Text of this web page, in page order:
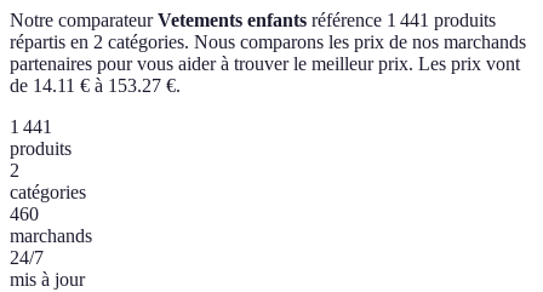
Notre comparateurVetements enfants référence 1 441 produits
répartis en 2 catégories. Nous comparons les prix de nos marchands
partenaires pour vous aider à trouver le meilleur prix. Les prix vont
de 14.11 € à 153.27 €.
1 441
produits
2
catégories
460
marchands
24/7
mis à jour